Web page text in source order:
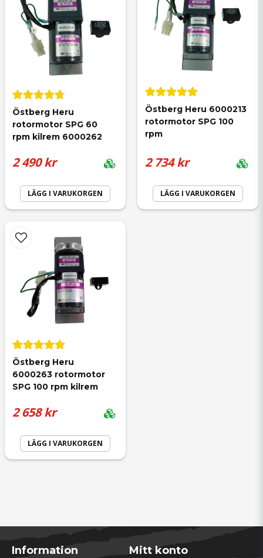
Östberg Heru
rotormotor SPG 60
rpm kilrem 6000262
2 490 kr
LÄGG I VARUKORGEN
Östberg Heru 6000213
rotormotor SPG 100
rpm
2 734 kr
LÄGG I VARUKORGEN
Östberg Heru
6000263 rotormotor
SPG 100 rpm kilrem
2 658 kr
LÄGG I VARUKORGEN
Information Mitt konto